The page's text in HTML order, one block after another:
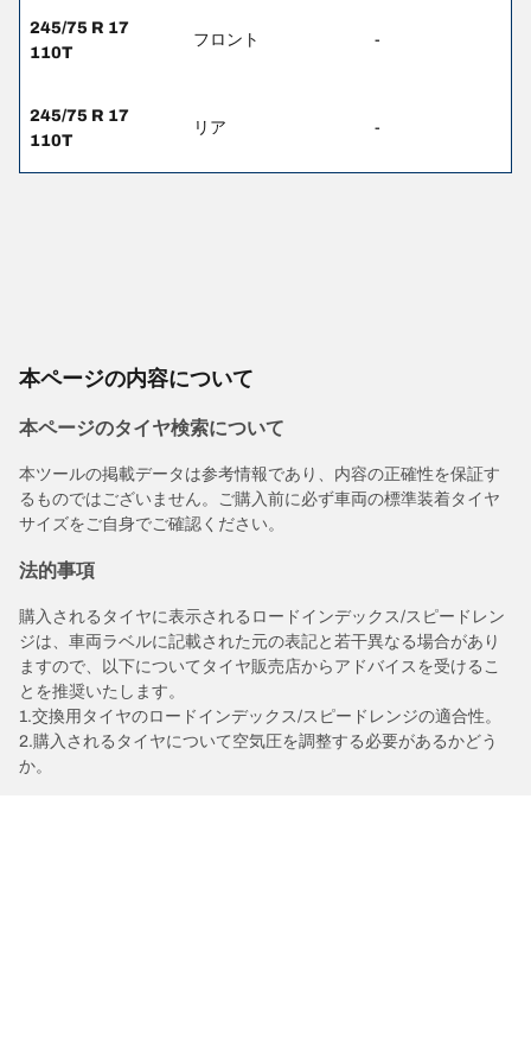
245/75 R 17
110T
フロント -
245/75 R 17
110T
リア -
本ページの内容について
本ページのタイヤ検索について
本ツールの掲載データは参考情報であり、内容の正確性を保証す
るものではございません。ご購入前に必ず車両の標準装着タイヤ
サイズをご自身でご確認ください。
法的事項
購入されるタイヤに表示されるロードインデックス/スピードレン
ジは、車両ラベルに記載された元の表記と若干異なる場合があり
ますので、以下についてタイヤ販売店からアドバイスを受けるこ
とを推奨いたします。
1.交換用タイヤのロードインデックス/スピードレンジの適合性。
2.購入されるタイヤについて空気圧を調整する必要があるかどう
か。